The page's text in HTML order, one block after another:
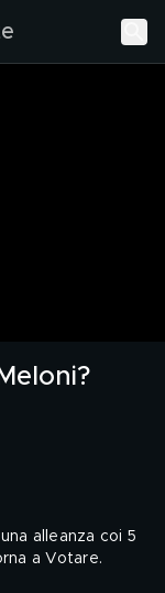
alleanza coi 5
a Votare.